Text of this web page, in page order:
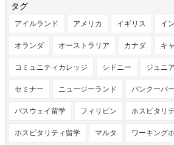
タグ
アイルランド アメリカ イギリス イ
オランダ オーストラリア カナダ キ
コミュニティカレッジ シドニー ジュニ
セミナー ニュージーランド バンクーバー
パスウェイ留学 フィリピン ホスピタリ
ホスピタリティ留学 マルタ ワーキング